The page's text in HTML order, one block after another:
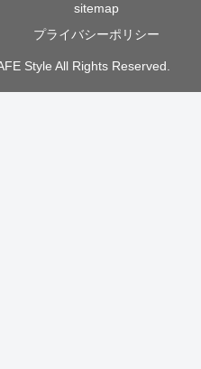
sitemap
プライバシーポリシー
Style All Rights Reserved.